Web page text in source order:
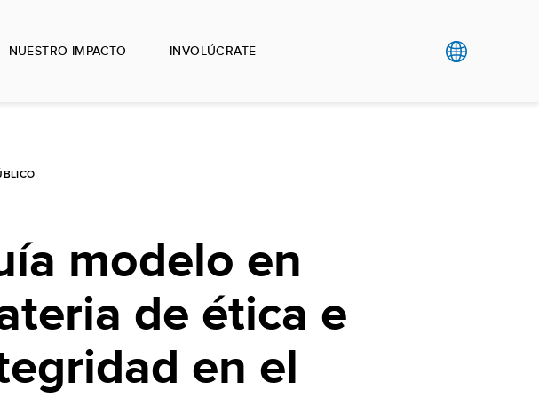
NUESTRO IMPACTO INVOLÚCRATE
modelo en
de ética e
en el